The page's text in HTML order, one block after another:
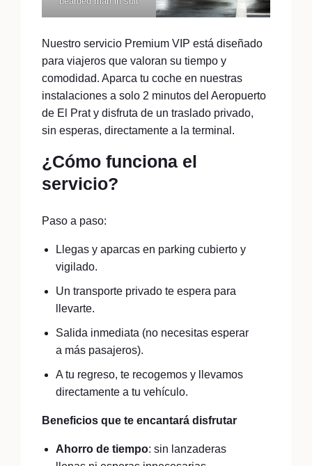
Nuestro servicio Premium VIP está diseñado
para viajeros que valoran su tiempo y
comodidad. Aparca tu coche en nuestras
instalaciones a solo 2 minutos del Aeropuerto
de El Prat y disfruta de un traslado privado,
sin esperas, directamente a la terminal.
¿Cómo funciona el
servicio?
Paso a paso:
Llegas y aparcas en parking cubierto y
vigilado.
Un transporte privado te espera para
llevarte.
Salida inmediata (no necesitas esperar
a más pasajeros).
A tu regreso, te recogemos y llevamos
directamente a tu vehículo.
Beneficios que te encantará disfrutar
Ahorro de tiempo: sin lanzaderas